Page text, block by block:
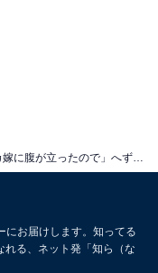
にお届けします。知ってる
る、ネット発「知ら（な